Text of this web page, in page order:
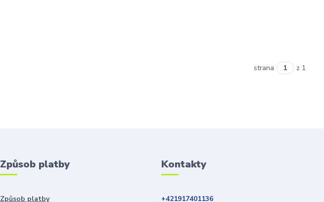
strana z 1
Způsob platby
Způsob platby
Kontakty
+421917401136